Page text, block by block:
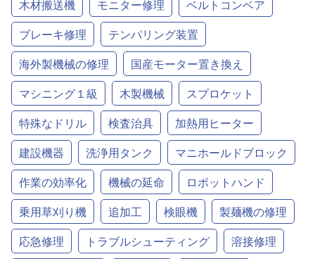
木材搬送機
モニター修理
ベルトコンベア
ブレーキ修理
テンパリング装置
海外製機械の修理
国産モーター置き換え
マシニング１級
木製機械
スプロケット
特殊なドリル
検査治具
加熱用ヒーター
建設機器
洗浄用タンク
マニホールドブロック
作業の効率化
機械の延命
ロボットハンド
乗用草刈り機
追加工 検眼機
製麺機の修理
応急修理
トラブルシューティング
溶接修理